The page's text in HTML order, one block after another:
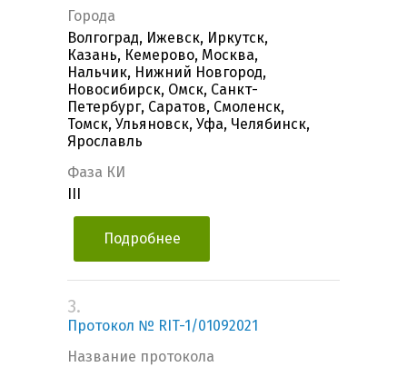
Города
Волгоград, Ижевск, Иркутск,
Казань, Кемерово, Москва,
Нальчик, Нижний Новгород,
Новосибирск, Омск, Санкт-
Петербург, Саратов, Смоленск,
Томск, Ульяновск, Уфа, Челябинск,
Ярославль
Фаза КИ
Подробнее
3.
Протокол № RIT-1/01092021
Название протокола